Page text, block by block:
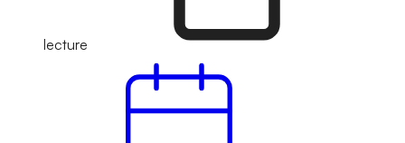
lecture